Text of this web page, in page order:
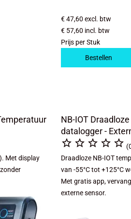
€ 47,60 excl. btw
€ 57,60 incl. btw
Prijs per Stuk
Bestellen
Met display
NB-IOT
datalogger -
    
Draadloze NB-IOT
van -55°C tot +125°C
Met gratis app,
externe sensor.